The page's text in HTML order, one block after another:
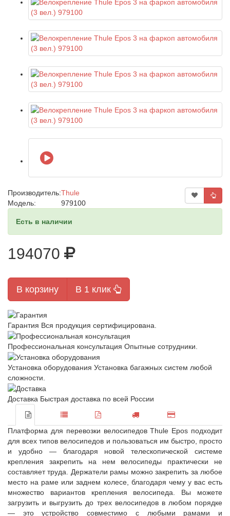
Производитель:Thule
Модель:
979100
Есть в наличии
194070
В корзину В 1 клик
Гарантия Вся продукция сертифицирована.
Профессиональная консультация Опытные сотрудники.
Установка оборудования Установка багажных систем любой
сложности.
Доставка Быстрая доставка по всей России
Платформа для перевозки велосипедов Thule Epos подходит
для всех типов велосипедов и пользоваться им быстро, просто
и удобно — благодаря новой телескопической системе
крепления закрепить на нем велосипеды практически не
составляет труда. Держатели рамы можно закрепить за любое
место на раме или заднем колесе, благодаря чему у вас есть
множество вариантов крепления велосипеда. Вы можете
загрузить и выгрузить до трех велосипедов в любом порядке
— это устройство совместимо с любыми рамами и